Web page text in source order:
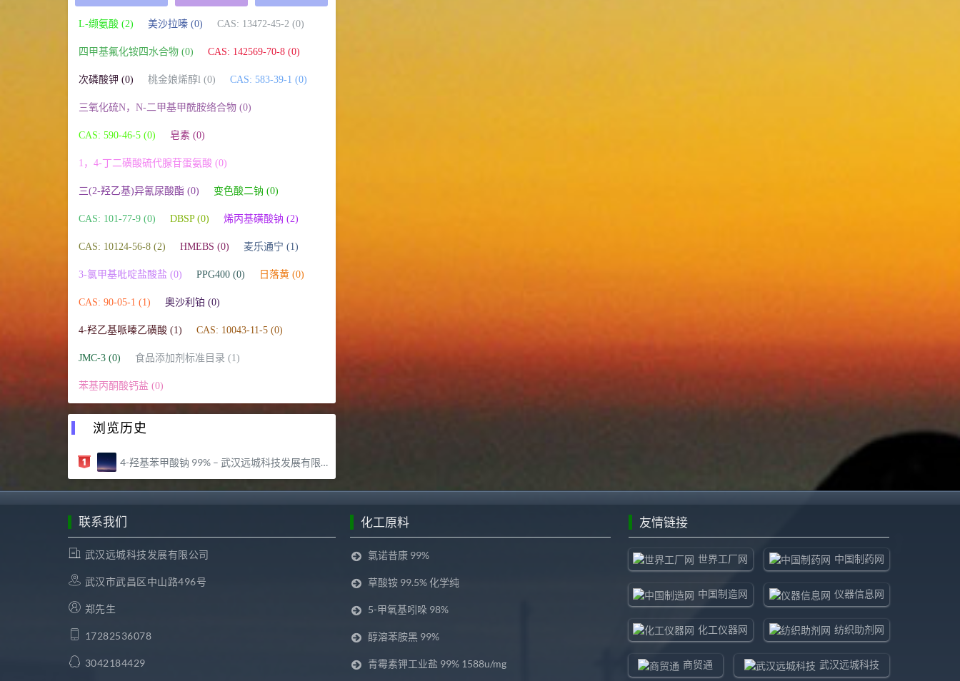
L-缬氨酸 (2) 美沙拉嗪 (0) CAS: 13472-45-2 (0)
四甲基氟化铵四水合物 (0) CAS: 142569-70-8 (0)
次磷酸钾 (0) 桃金娘烯醇l (0) CAS: 583-39-1 (0)
三氧化硫N，N-二甲基甲酰胺络合物 (0)
CAS: 590-46-5 (0) 皂素 (0)
1，4-丁二磺酸硫代腺苷蛋氨酸 (0)
三(2-羟乙基)异氰尿酸酯 (0) 变色酸二钠 (0)
CAS: 101-77-9 (0) DBSP (0) 烯丙基磺酸钠 (2)
CAS: 10124-56-8 (2) HMEBS (0) 麦乐通宁 (1)
3-氯甲基吡啶盐酸盐 (0) PPG400 (0) 日落黄 (0)
CAS: 90-05-1 (1) 奥沙利铂 (0)
4-羟乙基哌嗪乙磺酸 (1) CAS: 10043-11-5 (0)
JMC-3 (0) 食品添加剂标准目录 (1)
苯基丙酮酸钙盐 (0)
浏览历史
4-羟基苯甲酸钠 99% – 武汉远城科技发展有限公司
联系我们
武汉远城科技发展有限公司
武汉市武昌区中山路496号
郑先生
17282536078
3042184429
化工原料
氯诺昔康 99%
草酸铵 99.5% 化学纯
5-甲氧基吲哚 98%
醇溶苯胺黑 99%
青霉素钾工业盐 99% 1588u/mg
友情链接
世界工厂网 中国制药网
中国制造网 仪器信息网
化工仪器网 纺织助剂网
商贸通 武汉远城科技